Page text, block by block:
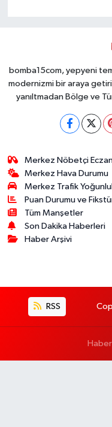
bomba15com, yepyeni
modernizmi bir araya
yanıltmadan Bölge ve
Merkez Nöbetçi
Merkez Hava Durumu
Merkez Trafik
Puan Durumu ve
Tüm Manşetler
Son Dakika Haberleri
Haber Arşivi
RSS
Haber